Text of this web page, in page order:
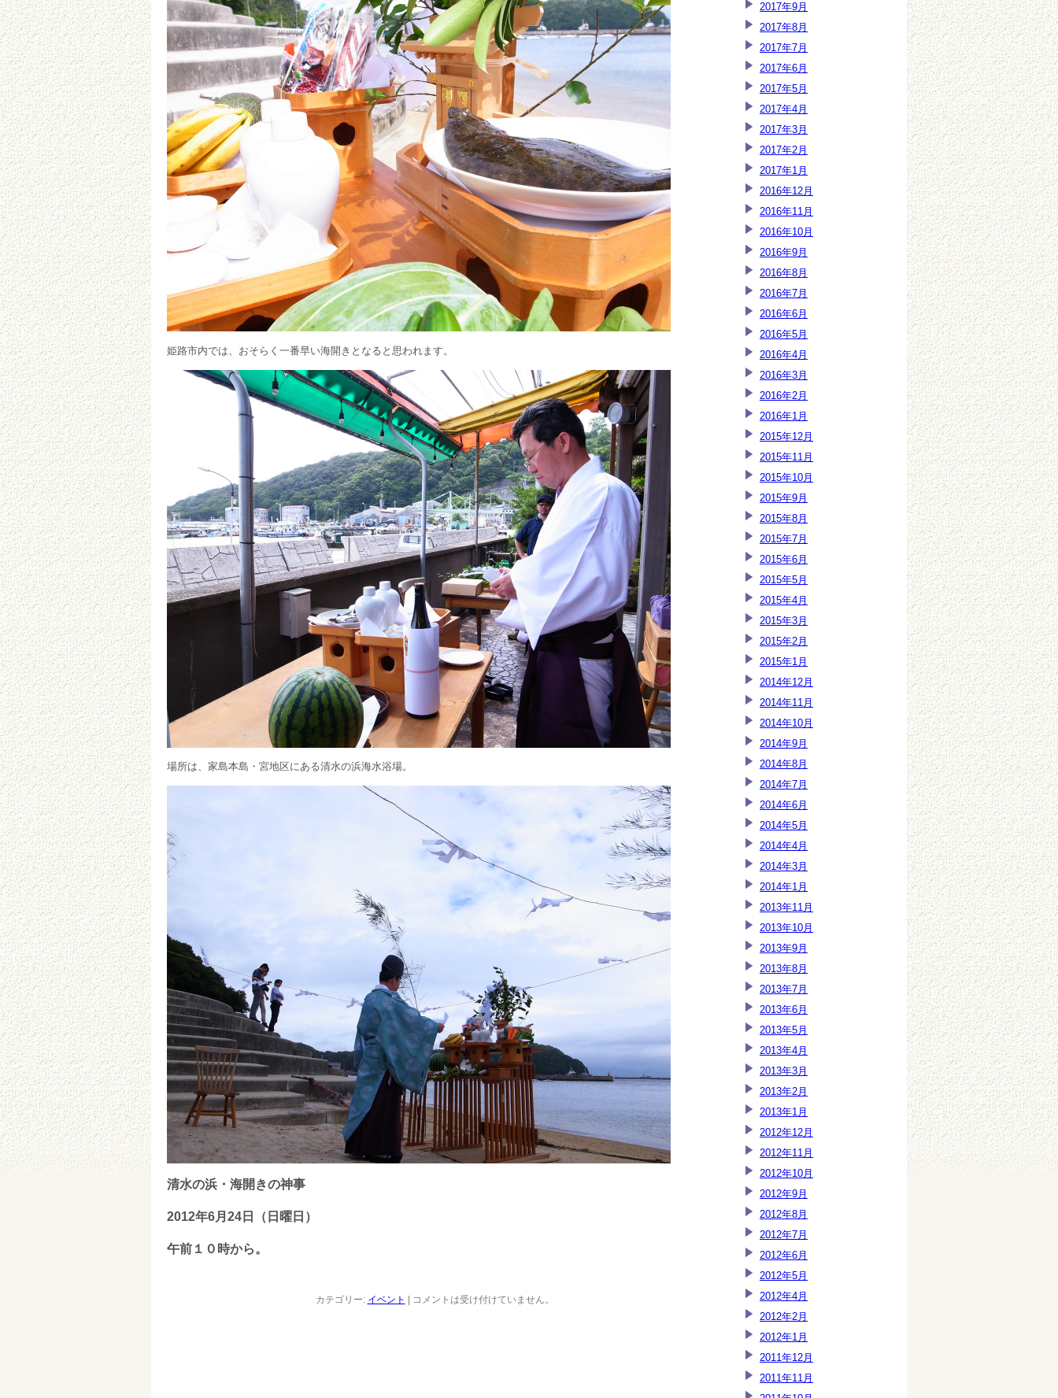
姫路市内では、おそらく一番早い海開きとなると思われます。
場所は、家島本島・宮地区にある清水の浜海水浴場。
清水の浜・海開きの神事
2012年6月24日（日曜日）
午前１０時から。
カテゴリー: イベント | コメントは受け付けていません。
2017年9月
2017年8月
2017年7月
2017年6月
2017年5月
2017年4月
2017年3月
2017年2月
2017年1月
2016年12月
2016年11月
2016年10月
2016年9月
2016年8月
2016年7月
2016年6月
2016年5月
2016年4月
2016年3月
2016年2月
2016年1月
2015年12月
2015年11月
2015年10月
2015年9月
2015年8月
2015年7月
2015年6月
2015年5月
2015年4月
2015年3月
2015年2月
2015年1月
2014年12月
2014年11月
2014年10月
2014年9月
2014年8月
2014年7月
2014年6月
2014年5月
2014年4月
2014年3月
2014年1月
2013年11月
2013年10月
2013年9月
2013年8月
2013年7月
2013年6月
2013年5月
2013年4月
2013年3月
2013年2月
2013年1月
2012年12月
2012年11月
2012年10月
2012年9月
2012年8月
2012年7月
2012年6月
2012年5月
2012年4月
2012年2月
2012年1月
2011年12月
2011年11月